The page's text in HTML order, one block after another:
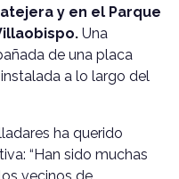
y en el Parque
Una
de una placa
a lo largo del
ha querido
“Han sido muchas